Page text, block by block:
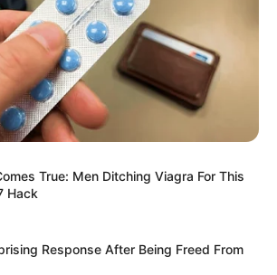
True: Men Ditching Viagra For This
Hack
Response After Being Freed From